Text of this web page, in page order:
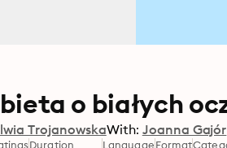
o białych
TrojanowskaWith: Joanna Gajór
Duration LanguageFormat